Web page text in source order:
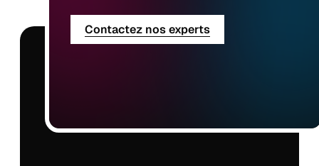
Contactez nos experts